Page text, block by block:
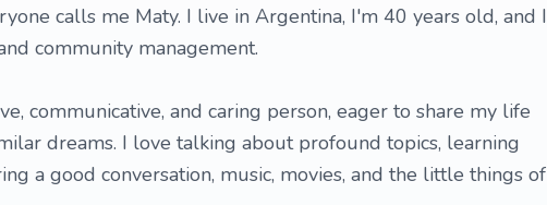
calls me Maty. I live in Argentina, I'm 40 years old, and I
community management.
communicative, and caring person, eager to share my life
dreams. I love talking about profound topics, learning
a good conversation, music, movies, and the little things of